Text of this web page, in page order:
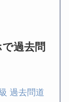
過去問
過去問道